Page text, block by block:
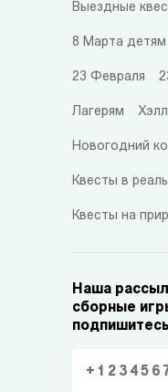
Выездные
8 Марта детям
23 Февраля
Лагерям
Новогодний
Квесты в
Квесты на
Наша
сборные